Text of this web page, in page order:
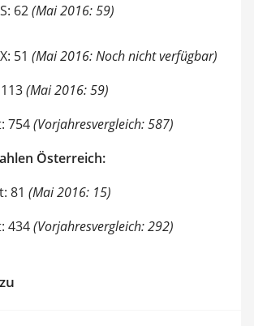
62(Mai 2016: 59)
51 (Mai 2016: Noch nicht verfügbar)
(Mai 2016: 59)
754(Vorjahresvergleich: 587)
Österreich:
81 (Mai 2016: 15)
434(Vorjahresvergleich: 292)